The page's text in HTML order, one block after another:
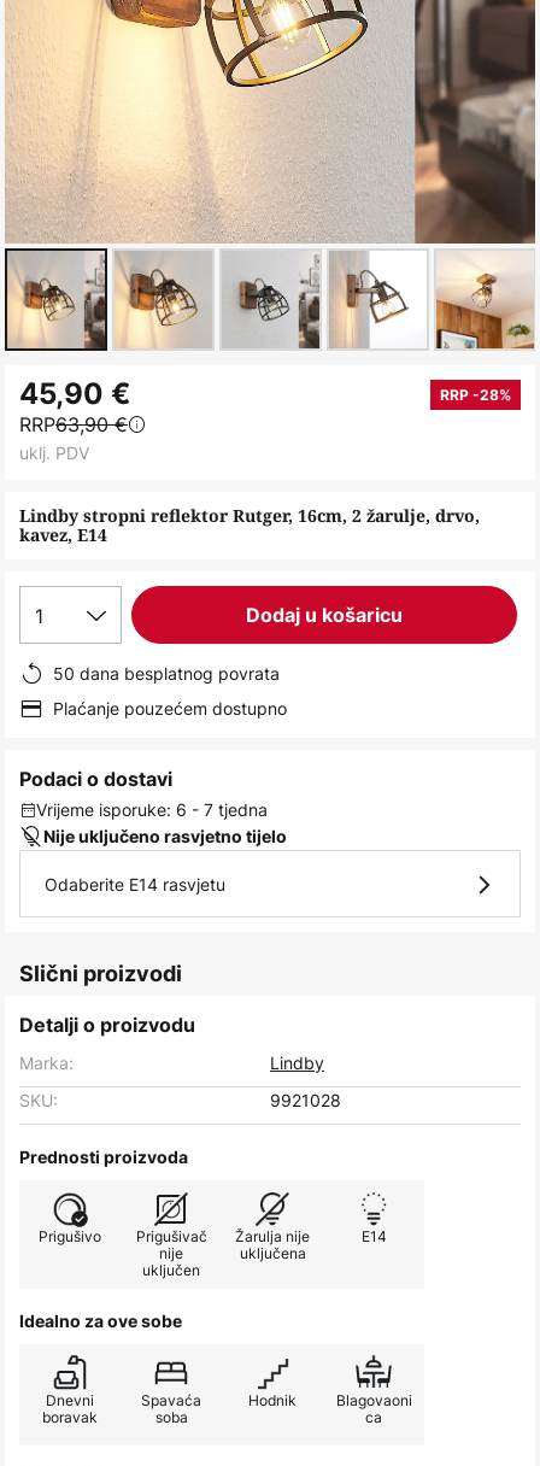
to
the
beginning
the
images
gallery
Lindby stropni reflektor Rutger, 16cm, 2 žarulje, drvo,
kavez, E14
45,90 € RRP -28%
RRP63,90 €
uklj. PDV
1 Dodaj u košaricu
50 dana besplatnog povrata
Plaćanje pouzećem dostupno
Podaci o dostavi
Vrijeme isporuke: 6 - 7 tjedna
Nije uključeno rasvjetno tijelo
Odaberite E14 rasvjetu
Slični proizvodi
Detalji o proizvodu
Marka:
Lindby
SKU:
9921028
Prednosti proizvoda
Prigušivo
Prigušivač
nije
uključen
Žarulja nije
uključena
E14
Idealno za ove sobe
Dnevni
boravak
Spavaća
soba
Hodnik
Blagovaoni
ca